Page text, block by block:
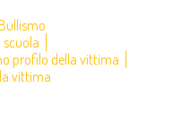
profilo della vittima
vittima